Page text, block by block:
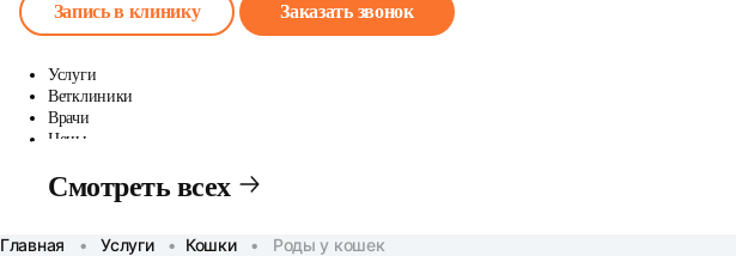
Запись в клинику Заказать звонок
Услуги
Ветклиники
Врачи
Цены
Стационары
Главная • Услуги • Кошки • Роды у кошек
Смотреть всех